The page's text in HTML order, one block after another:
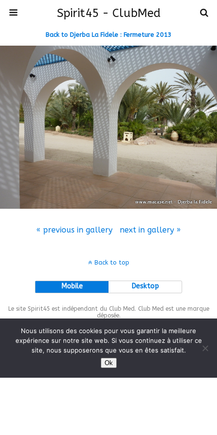
Spirit45 - ClubMed
Back to Djerba La Fidele : Fermeture 2013
« previous in gallery next in gallery »
Back to top
Mobile Desktop
Le site Spirit45 est indépendant du Club Med. Club Med est une marque
déposée.
This site is protected bywp-copyrightpro.com
Nous utilisons des cookies pour vous garantir la meilleure
expérience sur notre site web. Si vous continuez à utiliser ce
site, nous supposerons que vous en êtes satisfait.
Ok